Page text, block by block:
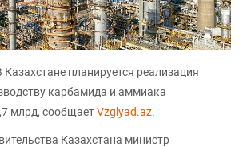
Казахстане планируется реализация
карбамида и аммиака
млрд, сообщаетVzglyad.az.
Казахстана министр